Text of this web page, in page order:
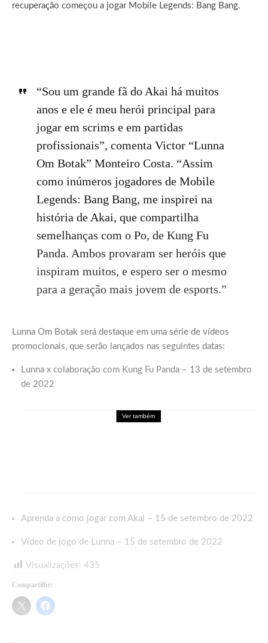
recuperação começou a jogar Mobile Legends: Bang Bang.
“Sou um grande fã do Akai há muitos
anos e ele é meu herói principal para
jogar em scrims e em partidas
profissionais”, comenta Victor “Lunna
Om Botak” Monteiro Costa. “Assim
como inúmeros jogadores de Mobile
Legends: Bang Bang, me inspirei na
história de Akai, que compartilha
semelhanças com o Po, de Kung Fu
Panda. Ambos provaram ser heróis que
inspiram muitos, e espero ser o mesmo
para a geração mais jovem de esports.”
Lunna Om Botak será destaque em uma série de vídeos
promocionais, que serão lançados nas seguintes datas:
Lunna x colaboração com Kung Fu Panda – 13 de setembro
de 2022
Ver também
Aprenda a como jogar com Akai – 15 de setembro de 2022
Vídeo de jogo de Lunna – 15 de setembro de 2022
Visualizações: 435
Compartilhe: